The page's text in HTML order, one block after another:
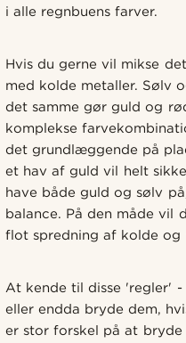
i alle regnbuens farver.
Hvis du gerne vil mikse
med kolde metaller. Sølv
det samme gør guld og
komplekse
det grundlæggende på
et hav af guld vil helt
have både guld og sølv
balance. På den måde vil
flot spredning af kolde og
At kende til disse 'regler'
eller endda bryde dem,
er stor forskel på at